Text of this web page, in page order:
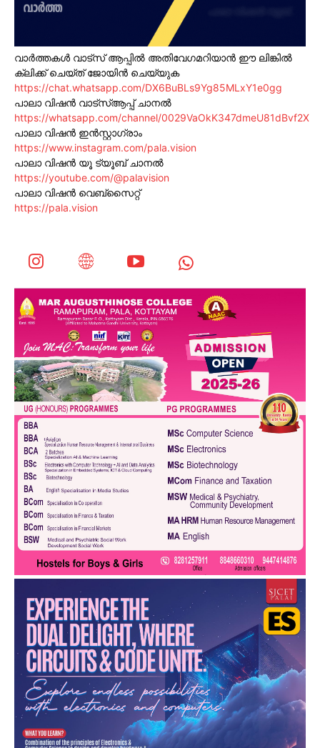
വാർത്തകൾ വാട്സ് ആപ്പിൽ അതിവേഗമറിയാൻ ഈ ലിങ്കിൽ
ക്ലിക്ക് ചെയ്ത് ജോയിൻ ചെയ്യുക
https://chat.whatsapp.com/DX6BuBLs9Yg85MLxY1e0gg
പാലാ വിഷൻ വാട്സ്ആപ്പ് ചാനൽ
https://whatsapp.com/channel/0029VaOkK347dmeU81dBvf2X
പാലാ വിഷൻ ഇൻസ്റ്റാഗ്രാം
https://www.instagram.com/pala.vision
പാലാ വിഷൻ യൂ ട്യൂബ് ചാനൽ
https://youtube.com/@palavision
പാലാ വിഷൻ വെബ്സൈറ്റ്
https://pala.vision